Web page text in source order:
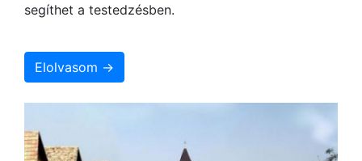
segíthet a testedzésben.
Elolvasom →